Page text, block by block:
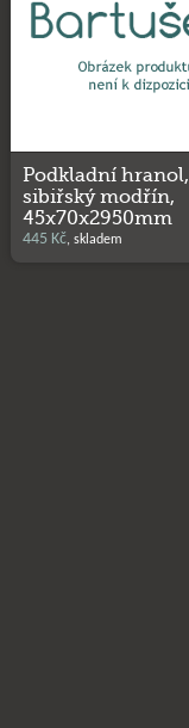
Podkladní hranol,
sibiřský modřín,
45x70x2950mm
445 Kč, skladem